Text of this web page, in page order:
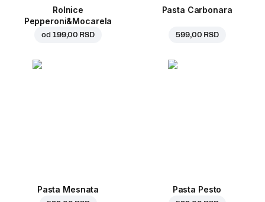
Rolnice
Pepperoni&Mocarela
od 199,00 RSD
Pasta Carbonara
599,00 RSD
Pasta Mesnata Pasta Pesto